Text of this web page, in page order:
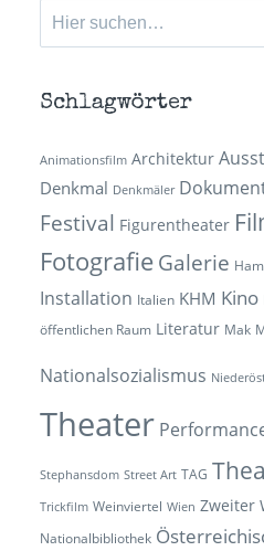
Suchen
nach:
Schlagwörter
Animationsfilm Architektur
Denkmal Denkmäler
Festival Figurentheater
Fotografie Galerie
Installation Italien KHM Kino
öffentlichen Raum Literatur Mak
Nationalsozialismus
Theater
Stephansdom Street Art TAG
Trickfilm Weinviertel Wien Zweiter
Nationalbibliothek